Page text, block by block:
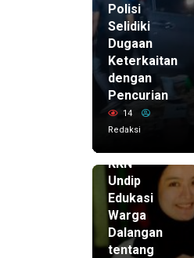
Polisi
Selidiki
Dugaan
Keterkaitan
dengan
Pencurian
14
Redaksi
KKN
Undip
Edukasi
Warga
Dalangan
tentang